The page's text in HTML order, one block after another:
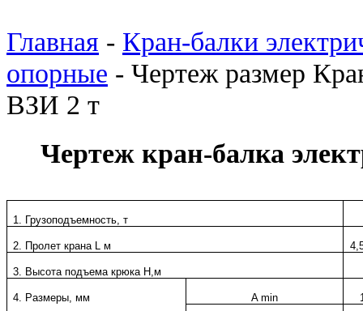
Главная - Кран-балки
опорные - Чертеж размер
ВЗИ 2 т
Чертеж кран-балка
1. Грузоподъемность, т
2. Пролет крана L м
3. Высота подъема крюка H,м
4. Размеры, мм A min